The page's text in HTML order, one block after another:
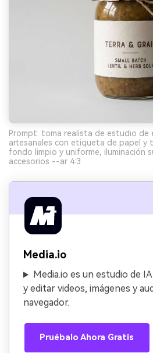
Prompt: toma realista de estudio de
artesanales con etiqueta de papel y
fondo limpio y uniforme, iluminación
accesorios --ar 4:3
Media.io
Media.io es un estudio de
y editar videos, imágenes y
navegador.
Pruébalo Ahora Gratis